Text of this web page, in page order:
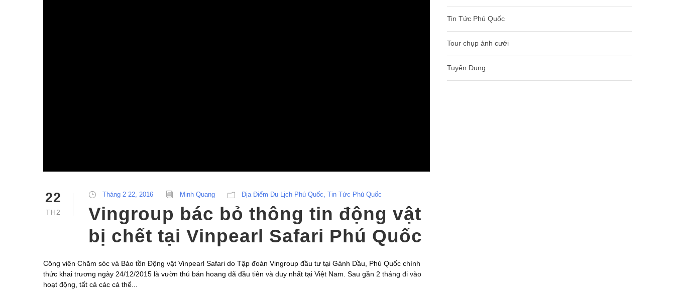
22
TH2
Tháng 2 22, 2016 Minh Quang Địa Điểm Du Lịch Phú Quốc Tin Tức Phú Quốc
Vingroup bác bỏ thông tin động vật
bị chết tại Vinpearl Safari Phú Quốc
Công viên Chăm sóc và Bảo tồn Động vật Vinpearl Safari do Tập đoàn Vingroup đầu tư tại Gành Dầu, Phú Quốc chính
thức khai trương ngày 24/12/2015 là vườn thú bán hoang dã đầu tiên và duy nhất tại Việt Nam. Sau gần 2 tháng đi vào
hoạt động, tất cả các cá thể...
Tin Tức Phú Quốc
Tour chụp ảnh cưới
Tuyển Dụng